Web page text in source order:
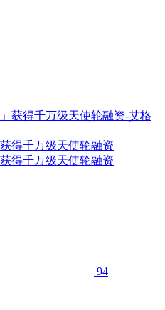
得千万级天使轮融资
得千万级天使轮融资
94